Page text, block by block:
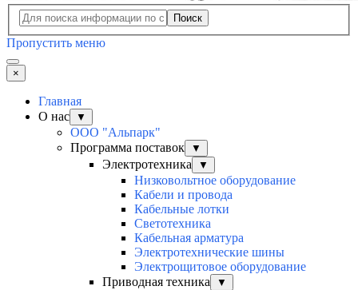
Поиск
Пропустить меню
×
Главная
О нас
▼
ООО "Альпарк"
Программа поставок
▼
Электротехника ▼
Низковольтное оборудование
Кабели и провода
Кабельные лотки
Светотехника
Кабельная арматура
Электротехнические шины
Электрощитовое оборудование
Приводная техника
▼